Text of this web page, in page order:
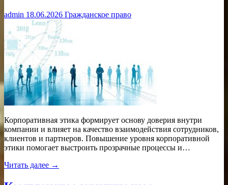
admin 18.06.2026 Гражданское право
Корпоративная этика формирует основу доверия внутри
компании и влияет на качество взаимодействия сотрудников,
клиентов и партнеров. Повышение уровня корпоративной
этики помогает выстроить прозрачные процессы и…
Читать далее →